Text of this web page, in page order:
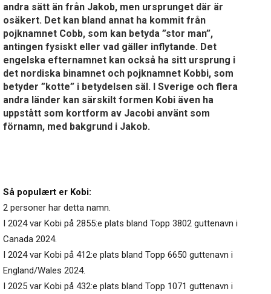
andra sätt än från Jakob, men ursprunget där är
osäkert. Det kan bland annat ha kommit från
pojknamnet Cobb, som kan betyda ”stor man”,
antingen fysiskt eller vad gäller inflytande. Det
engelska efternamnet kan också ha sitt ursprung i
det nordiska binamnet och pojknamnet Kobbi, som
betyder ”kotte” i betydelsen säl. I Sverige och flera
andra länder kan särskilt formen Kobi även ha
uppstått som kortform av Jacobi använt som
förnamn, med bakgrund i Jakob.
Så populært er Kobi:
2 personer har detta namn.
I 2024 var Kobi på 2855:e plats bland Topp 3802 guttenavn i
Canada 2024.
I 2024 var Kobi på 412:e plats bland Topp 6650 guttenavn i
England/Wales 2024.
I 2025 var Kobi på 432:e plats bland Topp 1071 guttenavn i